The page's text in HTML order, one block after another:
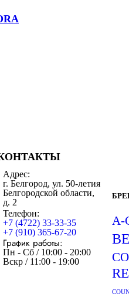
Адрес:
г. Белгород, ул. 50-летия
Белгородской области,
д. 2
Телефон:
+7 (4722) 33-33-35
+7 (910) 365-67-20
График работы:
Пн - Сб / 10:00 - 20:00
Вскр / 11:00 - 19:00
A-